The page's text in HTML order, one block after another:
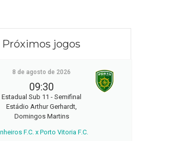
Próximos jogos
8 de agosto de 2026
09:30
Estadual Sub 11 - Semifinal
Estádio Arthur Gerhardt,
Domingos Martins
F.C. x Porto Vitoria F.C.